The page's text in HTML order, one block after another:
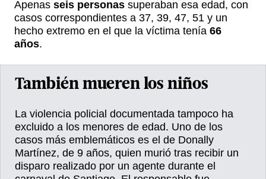
Apenas seis personas superaban esa edad, con
casos correspondientes a 37, 39, 47, 51 y un
hecho extremo en el que la víctima tenía 66
años.
También mueren los niños
La violencia policial documentada tampoco ha
excluido a los menores de edad. Uno de los
casos más emblemáticos es el de Donally
Martínez, de 9 años, quien murió tras recibir un
disparo realizado por un agente durante el